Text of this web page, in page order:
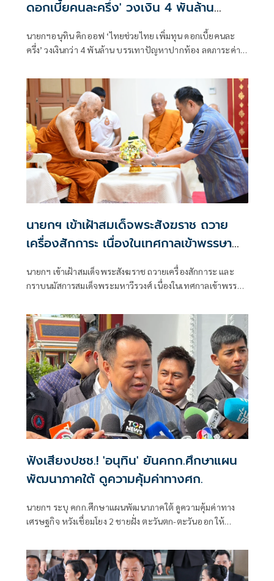
ดอกเบี้ยคนละครึ่ง' วงเงิน 4 พันล้าน
นายกฯอนุทิน คิกออฟ ‘ไทยช่วยไทย เพิ่มทุน ดอกเบี้ยคนละ
ครึ่ง’ วงเงินกว่า 4 พันล้าน บรรเทาปัญหาปากท้อง ลดภาระค่า
นายกฯ เข้าเฝ้าสมเด็จพระสังฆราช ถวาย
เครื่องสักการะ เนื่องในเทศกาลเข้าพรรษา
นายกฯ เข้าเฝ้าสมเด็จพระสังฆราช ถวายเครื่องสักการะ และ
กราบนมัสการสมเด็จพระมหาวีรวงศ์ เนื่องในเทศกาลเข้าพรรษา
ฟังเสียงปชช.! 'อนุทิน' ยันคกก.ศึกษาแผน
พัฒนาภาคใต้ ดูความคุ้มค่าทางศก.
นายกฯ ระบุ คกก.ศึกษาแผนพัฒนาภาคใต้ ดูความคุ้มค่าทาง
เศรษฐกิจ หวังเชื่อมโยง 2 ชายฝั่ง ตะวันตก-ตะวันออก ให้